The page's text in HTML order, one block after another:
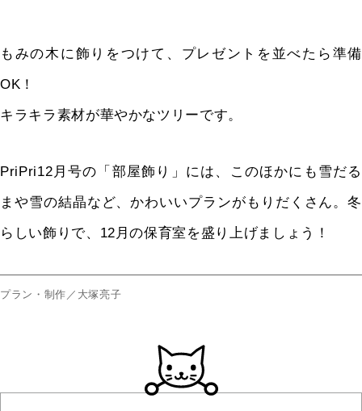
もみの木に飾りをつけて、プレゼントを並べたら準備
OK！
キラキラ素材が華やかなツリーです。
PriPri12月号の「部屋飾り」には、このほかにも雪だる
まや雪の結晶など、かわいいプランがもりだくさん。冬
らしい飾りで、12月の保育室を盛り上げましょう！
プラン・制作／大塚亮子